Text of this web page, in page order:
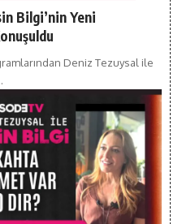
Bilgi’nin Yeni
Deniz Tezuysal ile